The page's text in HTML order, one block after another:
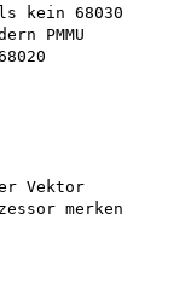
kein 68030
PMMU
Vektor
merken